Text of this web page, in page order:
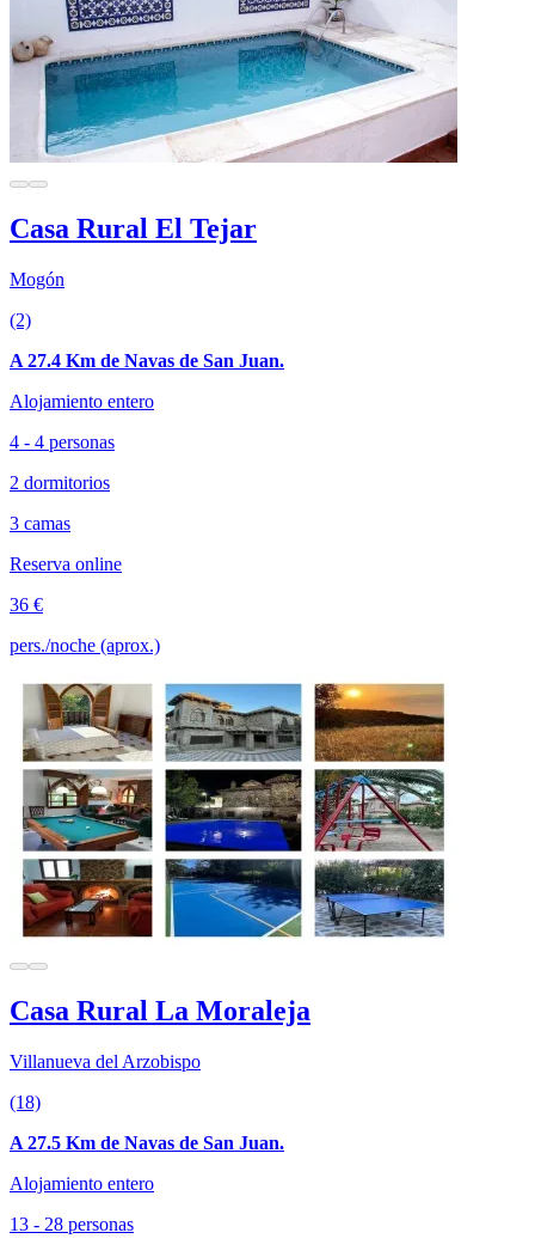
Casa Rural El Tejar
Mogón
(2)
A 27.4 Km de Navas de San Juan.
Alojamiento entero
4 - 4 personas
2 dormitorios
3 camas
Reserva online
36 €
pers./noche (aprox.)
Casa Rural La Moraleja
Villanueva del Arzobispo
(18)
A 27.5 Km de Navas de San Juan.
Alojamiento entero
13 - 28 personas